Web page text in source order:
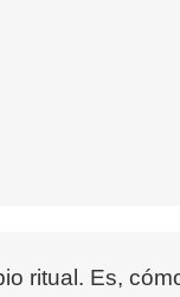
ritual. Es,